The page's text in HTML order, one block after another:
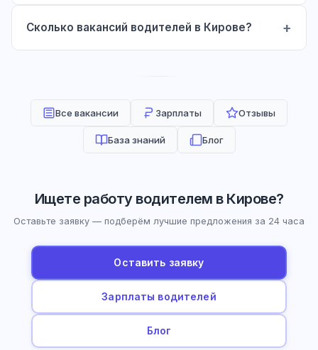
Сколько вакансий водителей в Кирове?
Все вакансии Зарплаты Отзывы
База знаний Блог
Ищете работу водителем в Кирове?
Оставьте заявку — подберём лучшие предложения за 24 часа
Оставить заявку
Зарплаты водителей
Блог